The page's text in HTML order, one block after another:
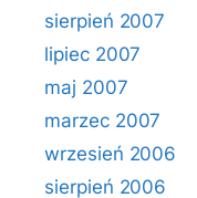
sierpień 2007
lipiec 2007
maj 2007
marzec 2007
wrzesień 2006
sierpień 2006